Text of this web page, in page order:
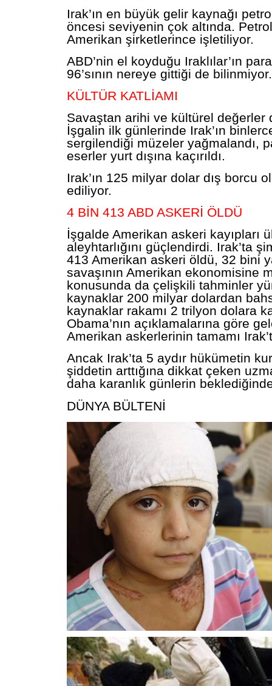
Irak’ın en büyük gelir kaynağı
öncesi seviyenin çok altında.
Amerikan şirketlerince işletiliyor.
ABD’nin el koyduğu Iraklılar’ın
96’sının nereye gittiği de bilinmiyor.
KÜLTÜR KATLİAMI
Savaştan arihi ve kültürel değerler
İşgalin ilk günlerinde Irak’ın
sergilendiği müzeler yağmalandı,
eserler yurt dışına kaçırıldı.
Irak’ın 125 milyar dolar dış borcu
ediliyor.
4 BİN 413 ABD ASKERİ ÖLDÜ
İşgalde Amerikan askeri kayıpları
aleyhtarlığını güçlendirdi. Irak’ta
413 Amerikan askeri öldü, 32 bini
savaşının Amerikan ekonomisine
konusunda da çelişkili tahminler
kaynaklar 200 milyar dolardan
kaynaklar rakamı 2 trilyon dolara
Obama’nın açıklamalarına göre
Amerikan askerlerinin tamamı
Ancak Irak’ta 5 aydır hükümetin
şiddetin arttığına dikkat çeken
daha karanlık günlerin
DÜNYA BÜLTENİ